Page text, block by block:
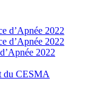
d’Apnée 2022
d’Apnée 2022
2022
du CESMA